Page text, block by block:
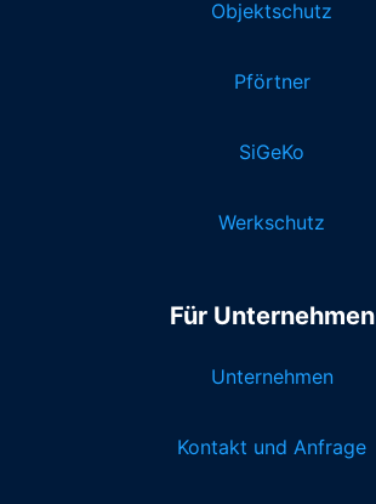
Objektschutz
Pförtner
SiGeKo
Werkschutz
Für Unternehmen
Unternehmen
Kontakt und Anfrage